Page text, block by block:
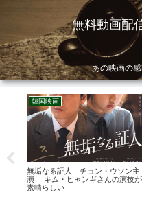
無料動画
あの映画の
韓国映画
無垢なる証人 チョン・ウソン主
演 キム・ヒャンギさんの演技が
素晴らしい